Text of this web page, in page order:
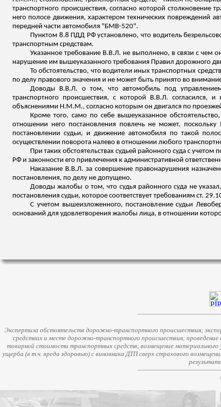
транспортного происшествия, согласно которой
него полосе движения, характером технических повреждений
передней части автомобиля "БМВ-520".
Пунктом 8.8 ПДД РФ установлено, что водитель
транспортным средствам.
Указанное требование В.В.Л. не выполнено, всвязи с чем
нарушение им вышеуказанного требования Правил дорожного
То обстоятельство, что водители иных транспортных
по делу правового значения и не может быть принято во
Доводы В.В.Л. о том, что автомобиль под
транспортного происшествия, с которой В.В.Л. согласился,
объяснениями Н.М.М., согласно которым он двигался по
Кроме того, само по себе вышеуказанное
отношении него постановления повлечь не может,
постановлении судьи, и движение автомобиля по такой
осуществлении поворота налево в отношении любого
При таких обстоятельствах судьей районного суда с
РФ и законности его привлечения к административной
Наказание В.В.Л. за совершение правонарушения
постановления, по делу не допущено.
Доводы жалобы о том, что судья районного суда не
постановления судьи, которое соответствует требованиям ст.
С учетом вышеизложенного, постановление судьи
оснований для удовлетворения жалобы лица, в отношении
Экспертиза обстоятельств дорожно-транспортного происшествия;
средствах и месте дорожно-транспортного происшествия;
товарной стоимости транспортных средств; возмещение
ущерба (в т.ч. вреда здоровью) с виновника ДТП сверх страхового